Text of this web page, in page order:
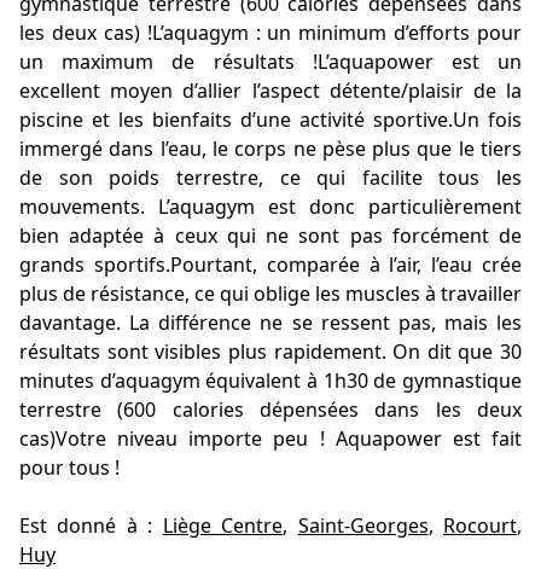
les deux cas) !L’aquagym : un minimum d’efforts pour
un maximum de résultats !L’aquapower est un
excellent moyen d’allier l’aspect détente/plaisir de la
piscine et les bienfaits d’une activité sportive.Un fois
immergé dans l’eau, le corps ne pèse plus que le tiers
de son poids terrestre, ce qui facilite tous les
mouvements. L’aquagym est donc particulièrement
bien adaptée à ceux qui ne sont pas forcément de
grands sportifs.Pourtant, comparée à l’air, l’eau crée
plus de résistance, ce qui oblige les muscles à travailler
davantage. La différence ne se ressent pas, mais les
résultats sont visibles plus rapidement. On dit que 30
minutes d’aquagym équivalent à 1h30 de gymnastique
terrestre (600 calories dépensées dans les deux
cas)Votre niveau importe peu ! Aquapower est fait
pour tous !
Est donné à : Liège Centre, Saint-Georges, Rocourt,
Huy